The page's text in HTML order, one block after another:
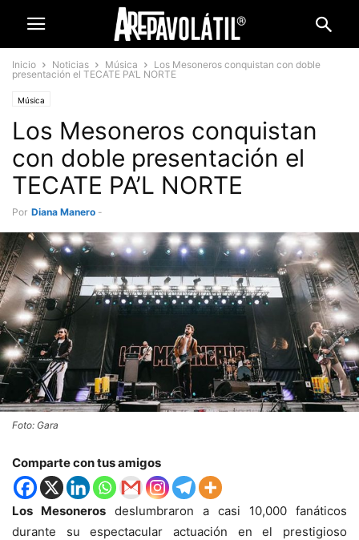
Inicio Noticias Música
Los Mesoneros conquistan con doble
presentación el TECATE PA’L NORTE
Música
Los Mesoneros conquistan
con doble presentación el
TECATE PA’L NORTE
Por Diana Manero -
Foto: Gara
Comparte con tus amigos
Los Mesoneros deslumbraron a casi 10,000 fanáticos
durante su espectacular actuación en el prestigioso